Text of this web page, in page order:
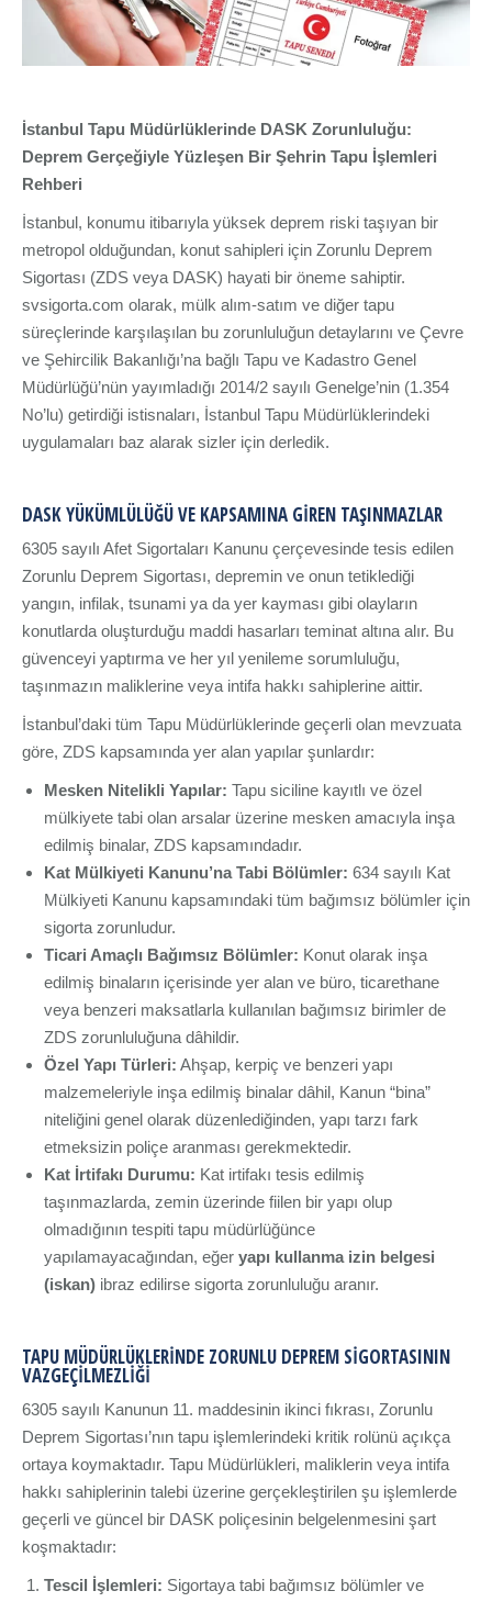
İstanbul Tapu Müdürlüklerinde DASK Zorunluluğu:
Deprem Gerçeğiyle Yüzleşen Bir Şehrin Tapu İşlemleri
Rehberi
İstanbul, konumu itibarıyla yüksek deprem riski taşıyan bir
metropol olduğundan, konut sahipleri için Zorunlu Deprem
Sigortası (ZDS veya DASK) hayati bir öneme sahiptir.
svsigorta.com olarak, mülk alım-satım ve diğer tapu
süreçlerinde karşılaşılan bu zorunluluğun detaylarını ve Çevre
ve Şehircilik Bakanlığı’na bağlı Tapu ve Kadastro Genel
Müdürlüğü’nün yayımladığı 2014/2 sayılı Genelge’nin (1.354
No’lu) getirdiği istisnaları, İstanbul Tapu Müdürlüklerindeki
uygulamaları baz alarak sizler için derledik.
DASK YÜKÜMLÜLÜĞÜ VE KAPSAMINA GIREN TAŞINMAZLAR
6305 sayılı Afet Sigortaları Kanunu çerçevesinde tesis edilen
Zorunlu Deprem Sigortası, depremin ve onun tetiklediği
yangın, infilak, tsunami ya da yer kayması gibi olayların
konutlarda oluşturduğu maddi hasarları teminat altına alır. Bu
güvenceyi yaptırma ve her yıl yenileme sorumluluğu,
taşınmazın maliklerine veya intifa hakkı sahiplerine aittir.
İstanbul’daki tüm Tapu Müdürlüklerinde geçerli olan mevzuata
göre, ZDS kapsamında yer alan yapılar şunlardır:
Mesken Nitelikli Yapılar: Tapu siciline kayıtlı ve özel
mülkiyete tabi olan arsalar üzerine mesken amacıyla inşa
edilmiş binalar, ZDS kapsamındadır.
Kat Mülkiyeti Kanunu’na Tabi Bölümler: 634 sayılı Kat
Mülkiyeti Kanunu kapsamındaki tüm bağımsız bölümler için
sigorta zorunludur.
Ticari Amaçlı Bağımsız Bölümler: Konut olarak inşa
edilmiş binaların içerisinde yer alan ve büro, ticarethane
veya benzeri maksatlarla kullanılan bağımsız birimler de
ZDS zorunluluğuna dâhildir.
Özel Yapı Türleri: Ahşap, kerpiç ve benzeri yapı
malzemeleriyle inşa edilmiş binalar dâhil, Kanun “bina”
niteliğini genel olarak düzenlediğinden, yapı tarzı fark
etmeksizin poliçe aranması gerekmektedir.
Kat İrtifakı Durumu: Kat irtifakı tesis edilmiş
taşınmazlarda, zemin üzerinde fiilen bir yapı olup
olmadığının tespiti tapu müdürlüğünce
yapılamayacağından, eğer yapı kullanma izin belgesi
(iskan) ibraz edilirse sigorta zorunluluğu aranır.
TAPU MÜDÜRLÜKLERINDE ZORUNLU DEPREM SIGORTASININ
VAZGEÇILMEZLIĞI
6305 sayılı Kanunun 11. maddesinin ikinci fıkrası, Zorunlu
Deprem Sigortası’nın tapu işlemlerindeki kritik rolünü açıkça
ortaya koymaktadır. Tapu Müdürlükleri, maliklerin veya intifa
hakkı sahiplerinin talebi üzerine gerçekleştirilen şu işlemlerde
geçerli ve güncel bir DASK poliçesinin belgelenmesini şart
koşmaktadır:
Tescil İşlemleri: Sigortaya tabi bağımsız bölümler ve